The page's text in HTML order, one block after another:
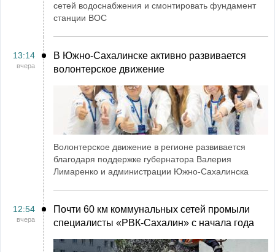
сетей водоснабжения и смонтировать фундамент
станции ВОС
13:14
вчера
В Южно-Сахалинске активно развивается
волонтерское движение
Волонтерское движение в регионе развивается
благодаря поддержке губернатора Валерия
Лимаренко и администрации Южно-Сахалинска
12:54
вчера
Почти 60 км коммунальных сетей промыли
специалисты «РВК‑Сахалин» с начала года